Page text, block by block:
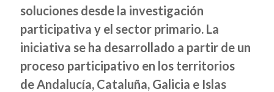
soluciones desde la investigación
participativa y el sector primario. La
iniciativa se ha desarrollado a partir de un
proceso participativo en los territorios
deAndalucía, Cataluña, Galicia e Islas